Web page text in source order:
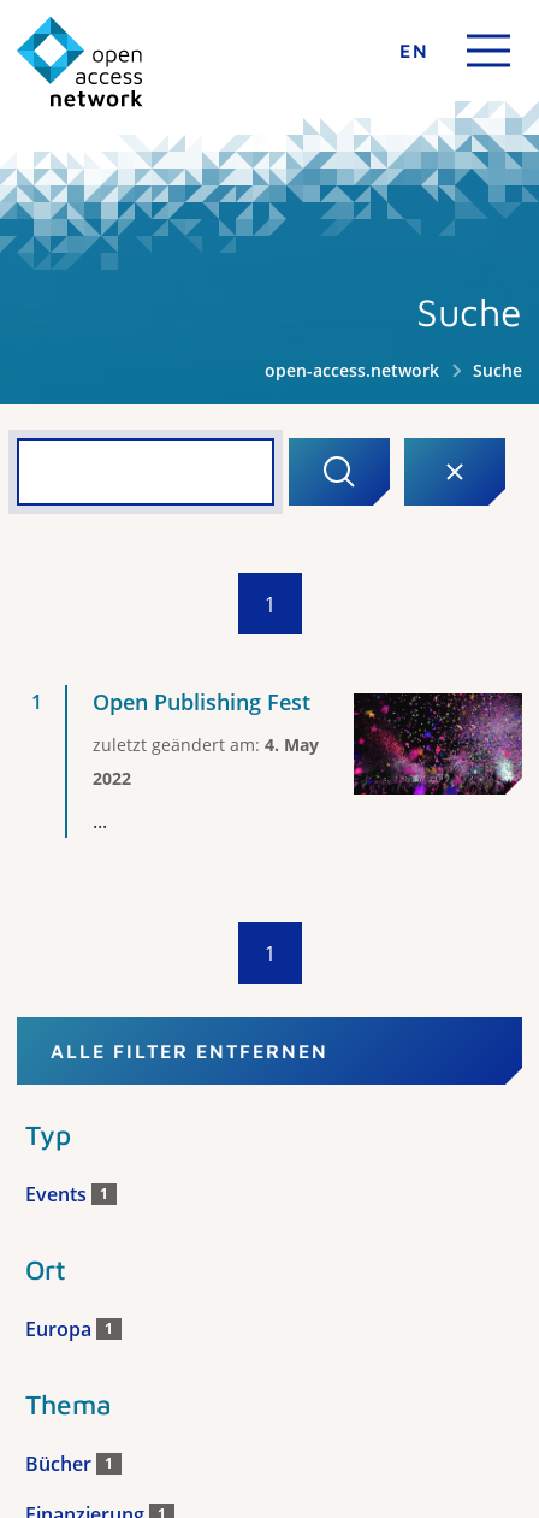
EN
Suche
open-access.network Suche
1
Open Publishing Fest
zuletzt geändert am: 4. May
2022
...
1
ALLE FILTER ENTFERNEN
Typ
Events 1
Ort
Europa 1
Thema
Bücher 1